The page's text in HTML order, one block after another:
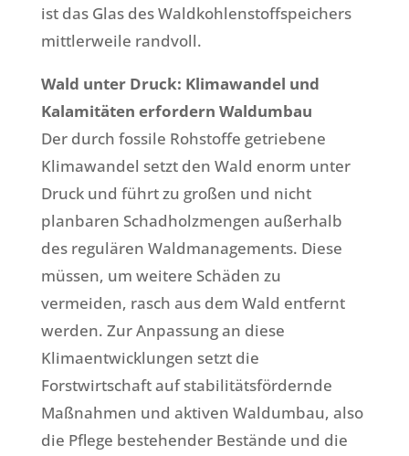
ist das Glas des Waldkohlenstoffspeichers
mittlerweile randvoll.
Wald unter Druck: Klimawandel und
Kalamitäten erfordern Waldumbau
Der durch fossile Rohstoffe getriebene
Klimawandel setzt den Wald enorm unter
Druck und führt zu großen und nicht
planbaren Schadholzmengen außerhalb
des regulären Waldmanagements. Diese
müssen, um weitere Schäden zu
vermeiden, rasch aus dem Wald entfernt
werden. Zur Anpassung an diese
Klimaentwicklungen setzt die
Forstwirtschaft auf stabilitätsfördernde
Maßnahmen und aktiven Waldumbau, also
die Pflege bestehender Bestände und die